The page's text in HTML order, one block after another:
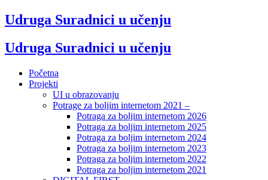
Udruga Suradnici u učenju
Udruga Suradnici u učenju
Početna
Projekti
UI u obrazovanju
Potrage za boljim internetom 2021 –
Potraga za boljim internetom 2026
Potraga za boljim internetom 2025
Potraga za boljim internetom 2024
Potraga za boljim internetom 2023
Potraga za boljim internetom 2022
Potraga za boljim internetom 2021